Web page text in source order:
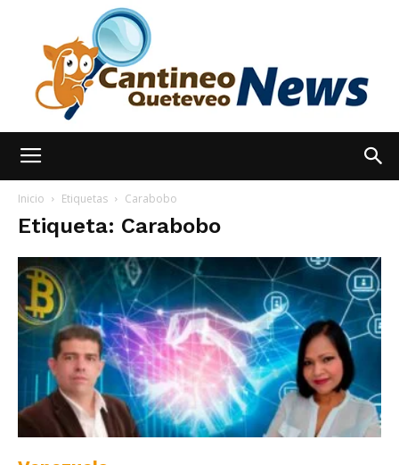
hoy
|
Inicio Etiquetas Carabobo
Etiqueta: Carabobo